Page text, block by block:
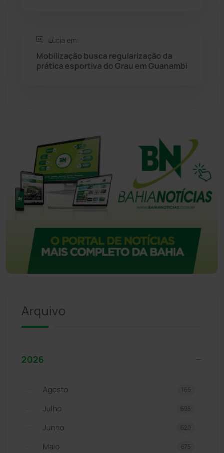
Lúcia em:
Mobilização busca regularização da
prática esportiva do Grau em Guanambi
Arquivo
2026
Agosto 166
Julho 695
Junho 620
Maio 675